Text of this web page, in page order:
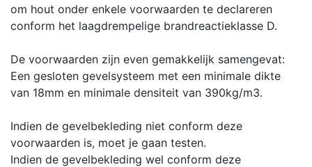
om hout onder enkele voorwaarden te declareren
conform het laagdrempelige brandreactieklasse D.
De voorwaarden zijn even gemakkelijk samengevat:
Een gesloten gevelsysteem met een minimale dikte
van 18mm en minimale densiteit van 390kg/m3.
Indien de gevelbekleding niet conform deze
voorwaarden is, moet je gaan testen.
Indien de gevelbekleding wel conform deze